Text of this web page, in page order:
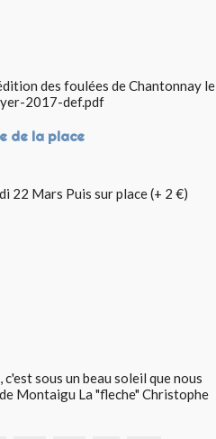
des foulées de Chantonnay le
2017-def.pdf
de la place
22 Mars Puis sur place (+ 2 €)
sous un beau soleil que nous
Montaigu La "fleche" Christophe